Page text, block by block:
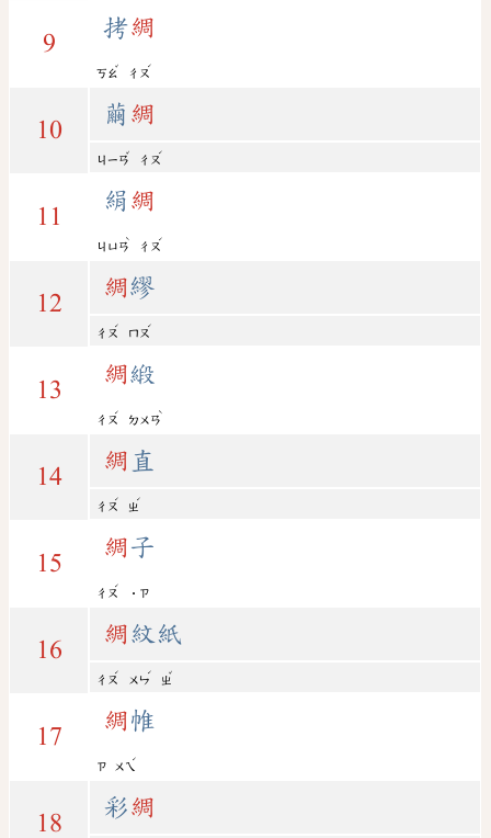
9
拷綢
ㄎㄠ
ˇ
ㄔㄡ
ˊ
10
繭 綢
ㄐㄧㄢ
ˇ
ㄔㄡ
ˊ
11
絹 綢
ㄐㄩㄢ
ˋ
ㄔㄡ
ˊ
12
綢繆
ㄔㄡ
ˊ
ㄇㄡ
ˊ
13
綢緞
ㄔㄡ
ˊ
ㄉㄨㄢ
ˋ
14
綢 直
ㄔㄡ
ˊ
ㄓ
ˊ
15
綢子
ㄔㄡ
ˊ
˙ㄗ
16
綢紋紙
ㄔㄡ
ˊ
ㄨㄣ
ˊ
ㄓ
ˇ
17
綢帷
ㄗ ㄨㄟ
ˊ
18
彩綢